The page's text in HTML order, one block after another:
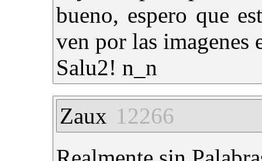
bueno, espero que
ven por las
Salu2! n_n
Zaux 12266